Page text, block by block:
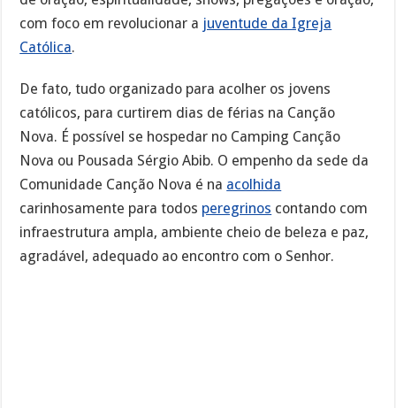
com foco em revolucionar a juventude da Igreja
Católica.
De fato, tudo organizado para acolher os jovens
católicos, para curtirem dias de férias na Canção
Nova. É possível se hospedar no Camping Canção
Nova ou Pousada Sérgio Abib. O empenho da sede da
Comunidade Canção Nova é na acolhida
carinhosamente para todos peregrinos contando com
infraestrutura ampla, ambiente cheio de beleza e paz,
agradável, adequado ao encontro com o Senhor.